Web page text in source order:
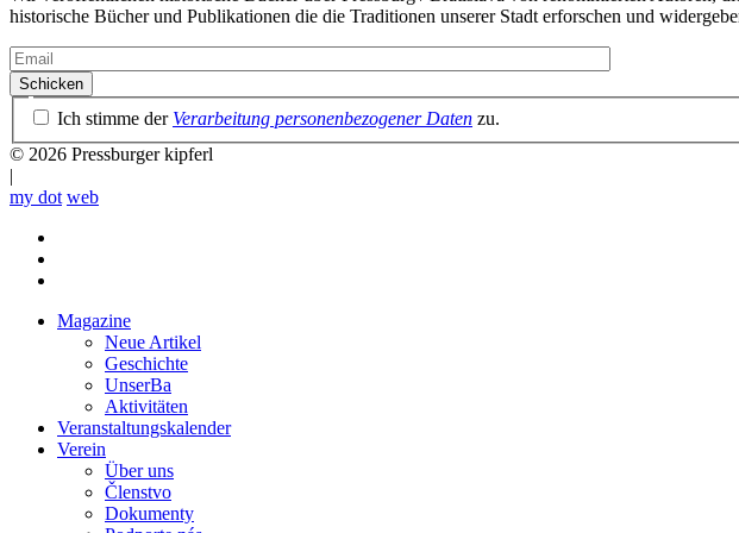
historische Bücher und Publikationen die die Traditionen unserer Stadt erforschen und
Email
Datenschutzrichtlinie
Ich stimme der Verarbeitung personenbezogener Daten zu.
© 2026 Pressburger kipferl
|
my dot web
Magazine
Neue Artikel
Geschichte
UnserBa
Aktivitäten
Veranstaltungskalender
Verein
Über uns
Členstvo
Dokumenty